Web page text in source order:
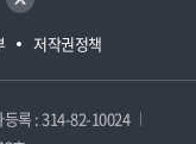
저작권정책
등록 : 314-82-10024